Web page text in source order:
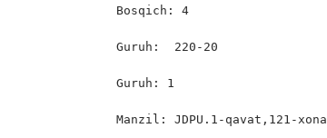
Bosqich: 4
Guruh:  220-20
Guruh: 1
Manzil: JDPU.1-qavat,121-xona